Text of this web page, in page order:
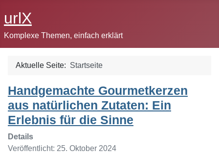
urlX
Komplexe Themen, einfach erklärt
Aktuelle Seite: Startseite
Handgemachte Gourmetkerzen
aus natürlichen Zutaten: Ein
Erlebnis für die Sinne
Details
Veröffentlicht: 25. Oktober 2024